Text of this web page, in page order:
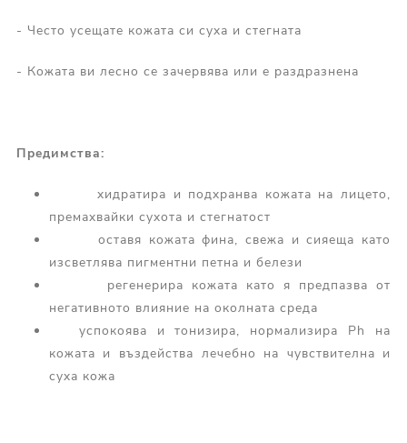
- Често усещате кожата си суха и стегната
- Кожата ви лесно се зачервява или е раздразнена
Предимства:
хидратира и подхранва кожата на лицето,
премахвайки сухота и стегнатост
оставя кожата фина, свежа и сияеща като
изсветлява пигментни петна и белези
регенерира кожата като я предпазва от
негативното влияние на околната среда
успокоява и тонизира, нормализира Ph на
кожата и въздейства лечебно на чувствителна и
суха кожа